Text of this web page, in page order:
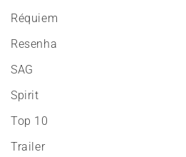
Réquiem
Resenha
SAG
Spirit
Top 10
Trailer